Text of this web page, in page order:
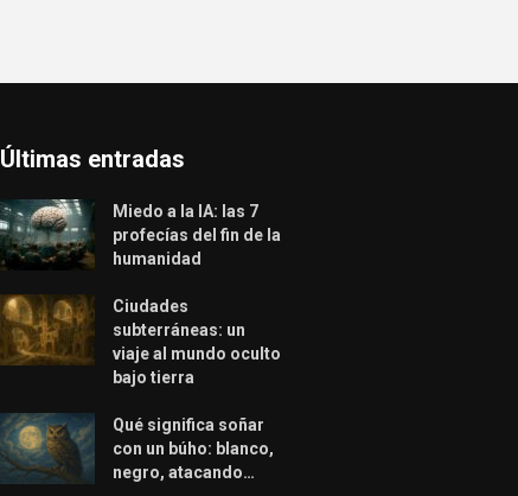
Últimas entradas
Miedo a la IA: las 7
profecías del fin de la
humanidad
Ciudades
subterráneas: un
viaje al mundo oculto
bajo tierra
Qué significa soñar
con un búho: blanco,
negro, atacando…